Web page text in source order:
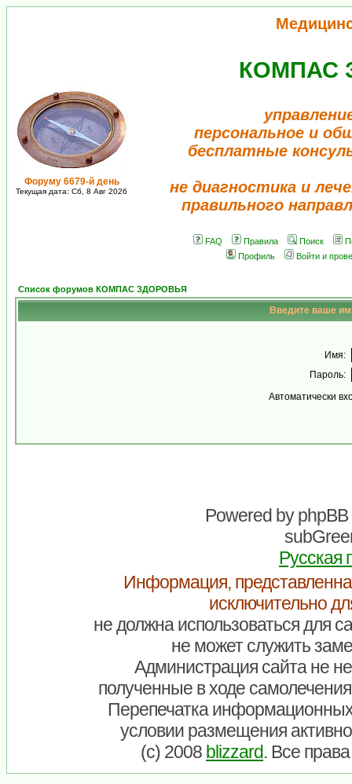
Форуму 6679-й день
Текущая дата: Сб, 8 Авг 2026
КОМПАС
персональное и
бесплатные
не диагностика и
правильного
FAQ Правила Поиск
Профиль
Войти и
Список форумов КОМПАС ЗДОРОВЬЯ
Введите ваше
Имя:
Пароль:
Автоматически
Powered byphpBB
Русская
Информация,
исключительно
не должна использоваться для
не может служить
Администрация сайта не
полученные в ходе
Перепечатка
условии размещения
(c) 2008 blizzard. Все